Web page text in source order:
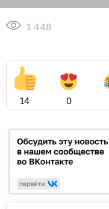
1 448
14 0